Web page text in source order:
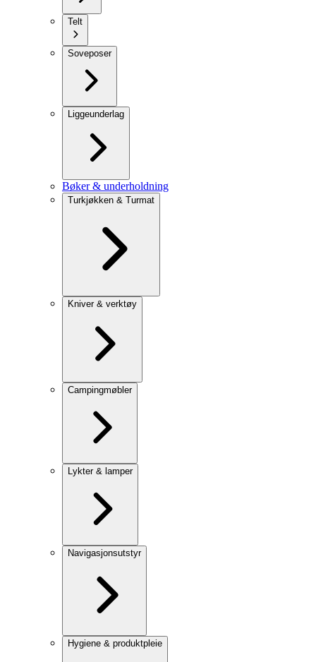
Telt
Soveposer
Liggeunderlag
Bøker & underholdning
Turkjøkken & Turmat
Kniver & verktøy
Campingmøbler
Lykter & lamper
Navigasjonsutstyr
Hygiene & produktpleie